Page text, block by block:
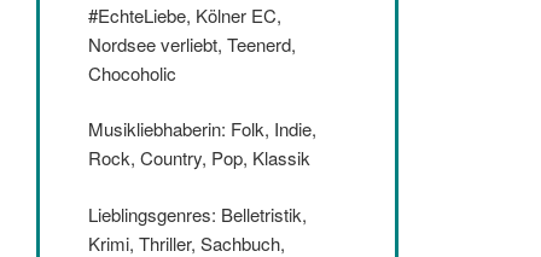
#EchteLiebe, Kölner EC,
Nordsee verliebt, Teenerd,
Chocoholic
Musikliebhaberin: Folk, Indie,
Rock, Country, Pop, Klassik
Lieblingsgenres: Belletristik,
Krimi, Thriller, Sachbuch,